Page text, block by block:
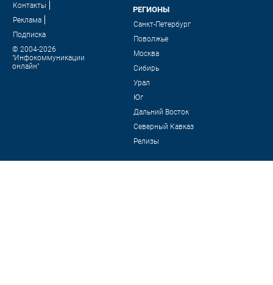
Контакты
Реклама
Подписка
© 2004-2026
"Инфокоммуникации
онлайн"
РЕГИОНЫ
Санкт-Петербург
Поволжье
Москва
Сибирь
Урал
Юг
Дальний Восток
Северный Кавказ
Релизы